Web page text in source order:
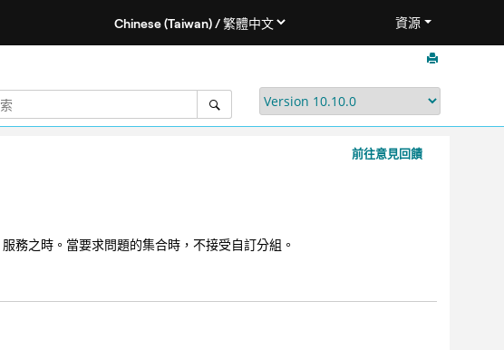
資源
前往意見回饋
服務之時。當要求問題的集合時，不接受自訂分組。